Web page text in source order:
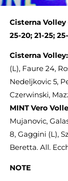
Cisterna Volley
25-20; 21-25;
Cisterna Volley:
(L), Faure 24,
Nedeljkovic 5,
Czerwinski,
MINT Vero
Mujanovic,
8, Gaggini (L),
Beretta. All.
NOTE